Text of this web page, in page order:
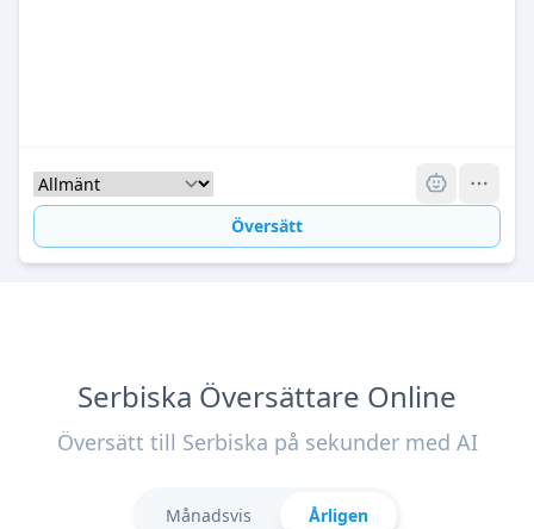
Översätt
Serbiska Översättare Online
Översätt till Serbiska på sekunder med AI
Månadsvis Årligen